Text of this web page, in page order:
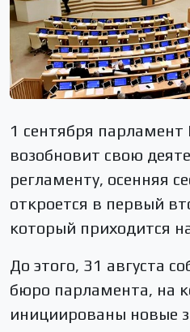
1 сентября парламент
возобновит свою
регламенту, осенняя
откроется в первый
который приходится
До этого, 31 августа
бюро парламента, на
инициированы новые